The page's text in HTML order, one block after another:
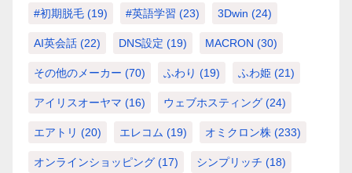
#初期脱毛 (19) #英語学習 (23) 3Dwin (24)
AI英会話 (22) DNS設定 (19) MACRON (30)
その他のメーカー (70) ふわり (19) ふわ姫 (21)
アイリスオーヤマ (16) ウェブホスティング (24)
エアトリ (20) エレコム (19) オミクロン株 (233)
オンラインショッピング (17) シンプリッチ (18)